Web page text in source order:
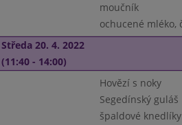
moučník
ochucené mléko,
Středa 20. 4. 2022
(11:40 - 14:00)
Hovězí s noky
Segedínský guláš
špaldové knedlíky